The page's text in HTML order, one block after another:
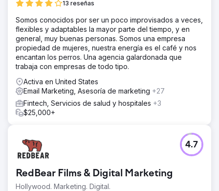
completa del sitio web debido a que su sitio web anterior
Squarespace, GoDaddy Web Builder, etc.). Su sitio web
no rastreaba los datos de visitantes o palabras clave y no
pudimos resolver los errores de rastreo. Nos hicimos
cargo de la administración de su sitio web, el alojamiento,
el contenido de las redes sociales, la administración de
anuncios y pusimos su sitio web en una campaña
avanzada de SEO.
El resultado
En la actualidad, ocupan el primer puesto a nivel local en
más de 200 palabras clave relacionadas con plomería y
tuberías. Han experimentado una mejora del 1180 % en el
tráfico orgánico y, desde entonces, han incorporado 4
vehículos de trabajo adicionales y 9 empleados nuevos.
Ir a la página de la agencia
13 reseñas
Somos conocidos por ser un poco improvisados a veces,
flexibles y adaptables la mayor parte del tiempo, y en
general, muy buenas personas. Somos una empresa
propiedad de mujeres, nuestra energía es el café y nos
encantan los perros. Una agencia galardonada que
trabaja con empresas de todo tipo.
Activa en United States
Email Marketing, Asesoría de marketing +27
Fintech, Servicios de salud y hospitales +3
$25,000+
RedBear Films & Digital Marketing
Hollywood. Marketing. Digital.
4.7